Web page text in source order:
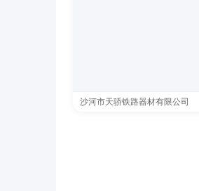
沙河市天骄铁路器材有限公司